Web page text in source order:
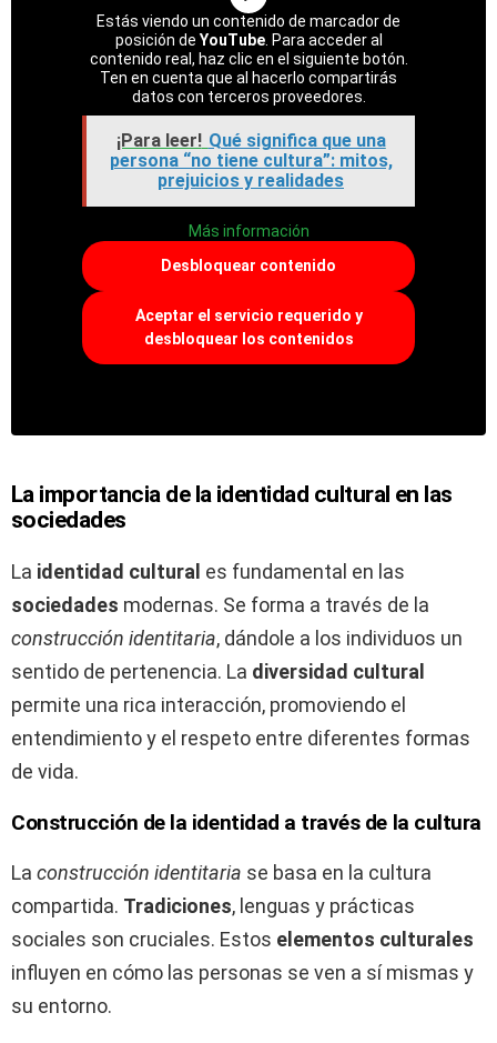
Estás viendo un contenido de marcador de
posición de YouTube. Para acceder al
contenido real, haz clic en el siguiente botón.
Ten en cuenta que al hacerlo compartirás
datos con terceros proveedores.
¡Para leer! Qué significa que una
persona “no tiene cultura”: mitos,
prejuicios y realidades
Más información
Desbloquear contenido
Aceptar el servicio requerido y
desbloquear los contenidos
La importancia de la identidad cultural en las
sociedades
La identidad cultural es fundamental en las
sociedades modernas. Se forma a través de la
construcción identitaria, dándole a los individuos un
sentido de pertenencia. La diversidad cultural
permite una rica interacción, promoviendo el
entendimiento y el respeto entre diferentes formas
de vida.
Construcción de la identidad a través de la cultura
La construcción identitaria se basa en la cultura
compartida. Tradiciones, lenguas y prácticas
sociales son cruciales. Estos elementos culturales
influyen en cómo las personas se ven a sí mismas y
su entorno.